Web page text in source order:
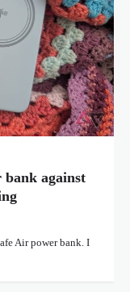
against
Air power bank. I